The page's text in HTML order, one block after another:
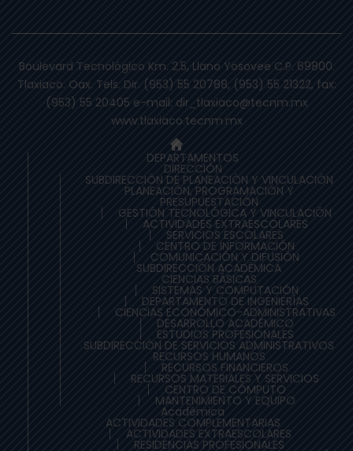
Boulevard Tecnológico Km. 2.5, Llano Yosovee C.P. 69800.
Tlaxiaco. Oax. Tels. Dir. (953) 55 20788, (953) 55 21322, fax:
(953) 55 20405 e-mail: dir_tlaxiaco@tecnm.mx
www.tlaxiaco.tecnm.mx
DEPARTAMENTOS
DIRECCIÓN
SUBDIRECCIÓN DE PLANEACIÒN Y VINCULACIÓN
PLANEACIÓN, PROGRAMACIÓN Y
PRESUPUESTACIÓN
GESTIÓN TECNOLÓGICA Y VINCULACIÓN
ACTIVIDADES EXTRAESCOLARES
SERVICIOS ESCOLARES
CENTRO DE INFORMACIÓN
COMUNICACIÓN Y DIFUSIÓN
SUBDIRECCIÓN ACADÉMICA
CIENCIAS BÁSICAS
SISTEMAS Y COMPUTACIÓN
DEPARTAMENTO DE INGENIERÍAS
CIENCIAS ECONÓMICO-ADMINISTRATIVAS
DESARROLLO ACADÉMICO
ESTUDIOS PROFESIONALES
SUBDIRECCIÓN DE SERVICIOS ADMINISTRATIVOS
RECURSOS HUMANOS
RECURSOS FINANCIEROS
RECURSOS MATERIALES Y SERVICIOS
CENTRO DE CÓMPUTO
MANTENIMIENTO Y EQUIPO
Académica
ACTIVIDADES COMPLEMENTARIAS
ACTIVIDADES EXTRAESCOLARES
RESIDENCIAS PROFESIONALES